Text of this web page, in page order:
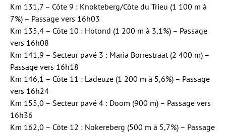
Km 131,7 – Côte 9 : Knokteberg/Côte du Trieu (1 100 m à
7%) – Passage vers 16h03
Km 135,4 – Côte 10 : Hotond (1 200 m à 3,1%) – Passage
vers 16h08
Km 141,9 – Secteur pavé 3 : Maria Borrestraat (2 400 m) –
Passage vers 16h18
Km 146,1 – Côte 11 : Ladeuze (1 200 m à 5,6%) – Passage
vers 16h24
Km 155,0 – Secteur pavé 4 : Doom (900 m) – Passage vers
16h36
Km 162,0 – Côte 12 : Nokereberg (500 m à 5,7%) – Passage